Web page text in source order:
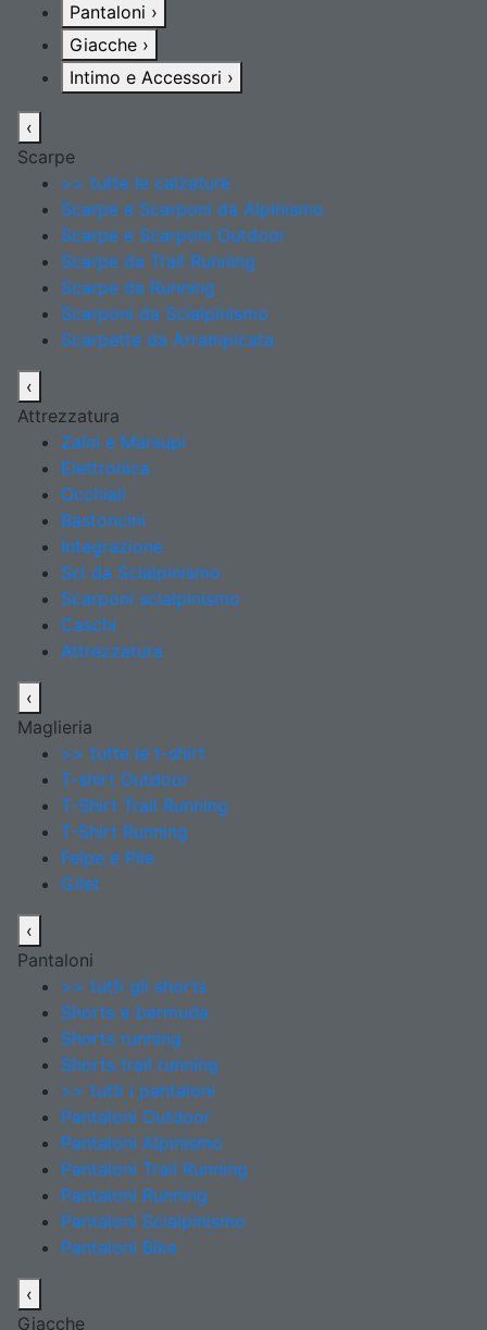
Pantaloni ›
Giacche ›
Intimo e Accessori ›
‹
Scarpe
>> tutte le calzature
Scarpe e Scarponi da Alpinismo
Scarpe e Scarponi Outdoor
Scarpe da Trail Running
Scarpe da Running
Scarponi da Scialpinismo
Scarpette da Arrampicata
‹
Attrezzatura
Zaini e Marsupi
Elettronica
Occhiali
Bastoncini
Integrazione
Sci da Scialpinismo
Scarponi scialpinismo
Caschi
Attrezzatura
‹
Maglieria
>> tutte le t-shirt
T-shirt Outdoor
T-Shirt Trail Running
T-Shirt Running
Felpe e Pile
Gilet
‹
Pantaloni
>> tutti gli shorts
Shorts e bermuda
Shorts running
Shorts trail running
>> tutti i pantaloni
Pantaloni Outdoor
Pantaloni Alpinismo
Pantaloni Trail Running
Pantaloni Running
Pantaloni Scialpinismo
Pantaloni Bike
‹
Giacche